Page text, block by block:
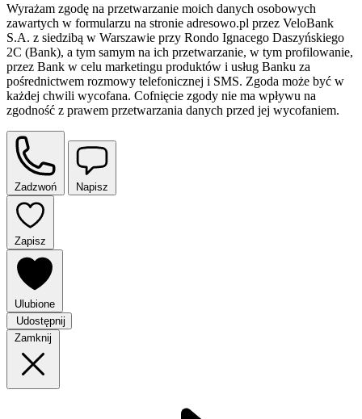
Wyrażam zgodę na przetwarzanie moich danych osobowych
zawartych w formularzu na stronie adresowo.pl przez VeloBank
S.A. z siedzibą w Warszawie przy Rondo Ignacego Daszyńskiego
2C (Bank), a tym samym na ich przetwarzanie, w tym profilowanie,
przez Bank w celu marketingu produktów i usług Banku za
pośrednictwem rozmowy telefonicznej i SMS. Zgoda może być w
każdej chwili wycofana. Cofnięcie zgody nie ma wpływu na
zgodność z prawem przetwarzania danych przed jej wycofaniem.
Zadzwoń Napisz
Zapisz
Ulubione
Udostępnij
Zamknij